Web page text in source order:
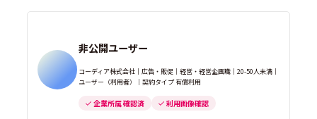
非公開ユーザー
コーディア株式会社｜広告・販促｜経営・経営企画職｜20-50人未満｜
ユーザー（利用者）｜契約タイプ 有償利用
企業所属 確認済 利用画像確認